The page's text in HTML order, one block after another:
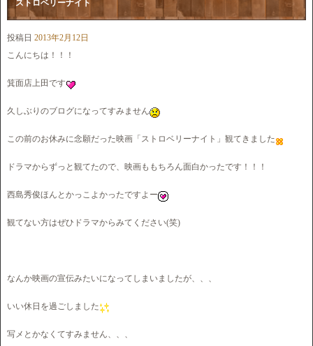
ストロベリーナイト
投稿日 2013年2月12日
こんにちは！！！
箕面店上田です
久しぶりのブログになってすみません
この前のお休みに念願だった映画「ストロベリーナイト」観てきました
ドラマからずっと観てたので、映画ももちろん面白かったです！！！
西島秀俊ほんとかっこよかったですよー
観てない方はぜひドラマからみてください(笑)
なんか映画の宣伝みたいになってしまいましたが、、、
いい休日を過ごしました
写メとかなくてすみません、、、